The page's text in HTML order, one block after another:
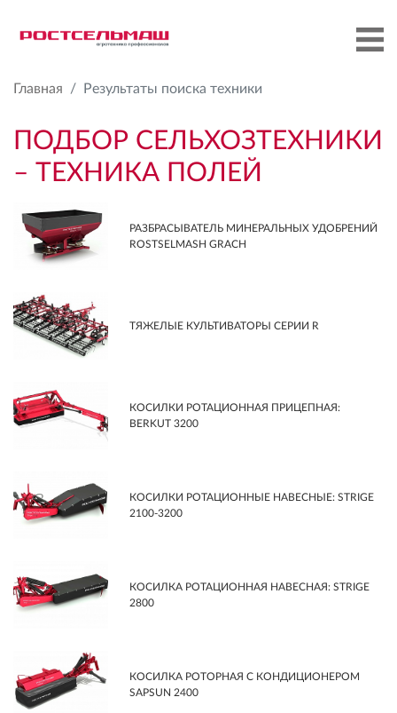
Главная Результаты поиска техники
ПОДБОР СЕЛЬХОЗТЕХНИКИ
– ТЕХНИКА ПОЛЕЙ
РАЗБРАСЫВАТЕЛЬ МИНЕРАЛЬНЫХ УДОБРЕНИЙ
ROSTSELMASH GRACH
ТЯЖЕЛЫЕ КУЛЬТИВАТОРЫ СЕРИИ R
КОСИЛКИ РОТАЦИОННАЯ ПРИЦЕПНАЯ:
BERKUT 3200
КОСИЛКИ РОТАЦИОННЫЕ НАВЕСНЫЕ: STRIGE
2100-3200
КОСИЛКА РОТАЦИОННАЯ НАВЕСНАЯ: STRIGE
2800
КОСИЛКА РОТОРНАЯ С КОНДИЦИОНЕРОМ
SAPSUN 2400